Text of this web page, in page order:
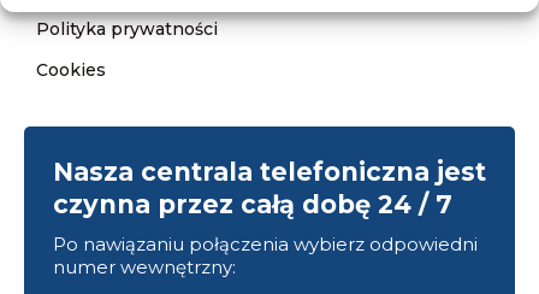
Polityka prywatności
Cookies
Nasza centrala telefoniczna jest
czynna przez całą dobę 24 / 7
Po nawiązaniu połączenia wybierz odpowiedni
numer wewnętrzny: